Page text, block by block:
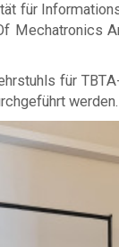
Mechatronics
für
werden.